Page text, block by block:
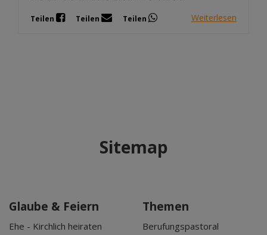
Teilen Teilen Teilen Weiterlesen
Sitemap
Glaube & Feiern
Ehe - Kirchlich heiraten
Themen
Berufungspastoral